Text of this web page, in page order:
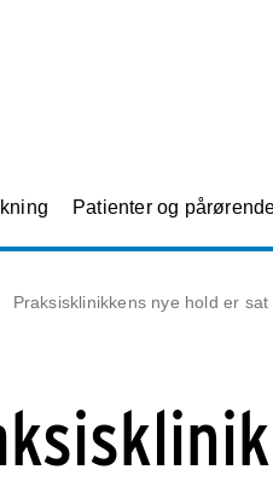
Patienter og
Praksisklinikkens nye hold er sat